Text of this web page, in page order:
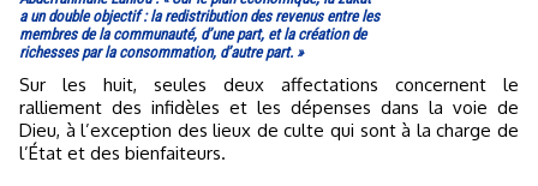
a un double objectif : la redistribution des revenus entre les
membres de la communauté, d’une part, et la création de
richesses par la consommation, d’autre part. »
Sur les huit, seules deux affectations concernent le
ralliement des infidèles et les dépenses dans la voie de
Dieu, à l’exception des lieux de culte qui sont à la charge de
l’État et des bienfaiteurs.